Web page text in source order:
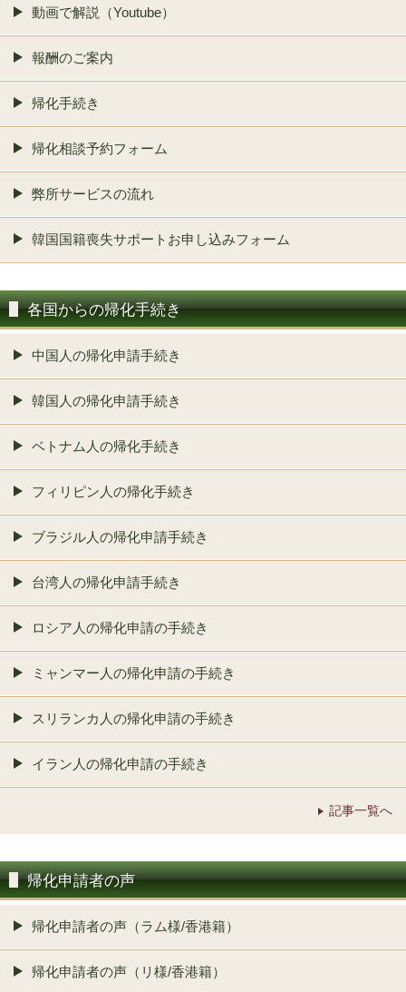
動画で解説（Youtube）
報酬のご案内
帰化手続き
帰化相談予約フォーム
弊所サービスの流れ
韓国国籍喪失サポートお申し込みフォーム
各国からの帰化手続き
中国人の帰化申請手続き
韓国人の帰化申請手続き
ベトナム人の帰化手続き
フィリピン人の帰化手続き
ブラジル人の帰化申請手続き
台湾人の帰化申請手続き
ロシア人の帰化申請の手続き
ミャンマー人の帰化申請の手続き
スリランカ人の帰化申請の手続き
イラン人の帰化申請の手続き
記事一覧へ
帰化申請者の声
帰化申請者の声（ラム様/香港籍）
帰化申請者の声（リ様/香港籍）